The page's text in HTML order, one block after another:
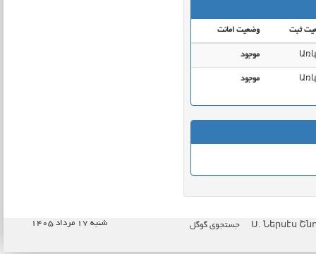
ثبت وضعیت امانت
موجود
موجود
جستجوی گوگل شنبه ۱۷ مرداد ۱۴۰۵